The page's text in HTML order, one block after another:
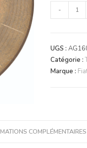
quantité
de
-
PDF
-
UGS :
Catégorie :
Marque :
COMPLÉMENTAIRES